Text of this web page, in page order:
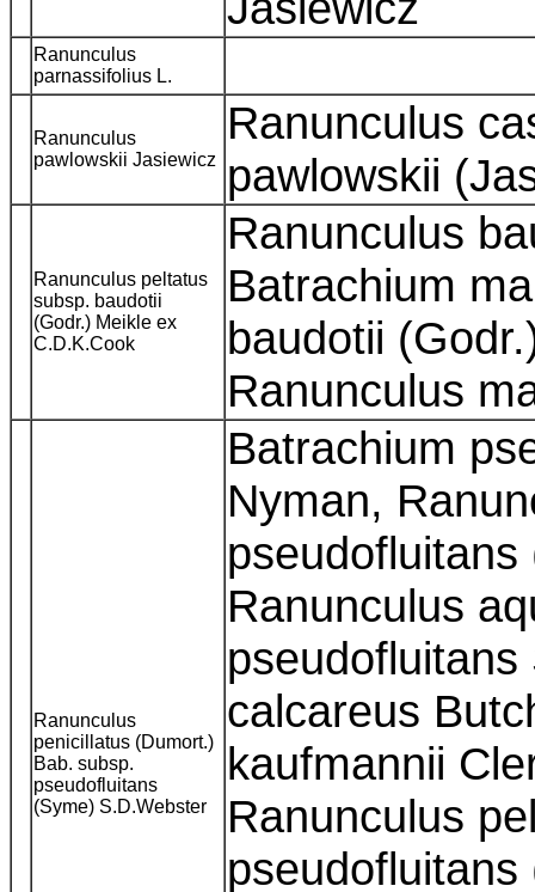
Ranunculus
parnassifolius L.
Ranunculus
pawlowskii Jasiewicz
Ranunculus
pawlowskii
Ranunculus peltatus
subsp. baudotii
(Godr.) Meikle ex
C.D.K.Cook
Ranunculus
Batrachium
baudotii
Ranunculus
Ranunculus
penicillatus (Dumort.)
Bab. subsp.
pseudofluitans
(Syme) S.D.Webster
Batrachium
Nyman,
Ranunculus
calcareus
kaufmannii
Ranunculus